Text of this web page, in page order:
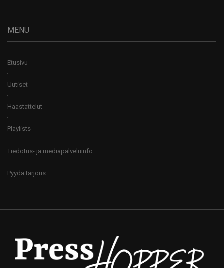
MENU
Etusivu
Uutiset
Haastattelut
Playlists
Tiedotus- ja mediapalveluinfo
Pyydä tarjous